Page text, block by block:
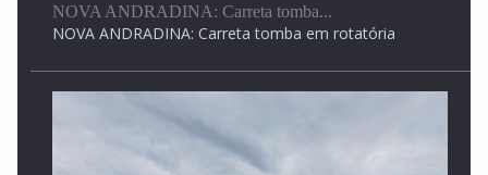
NOVA ANDRADINA: Carreta tomba...
NOVA ANDRADINA: Carreta tomba em rotatória